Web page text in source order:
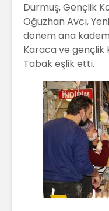
Durmuş, Gençlik
Oğuzhan Avcı,
dönem ana
Karaca ve gençlik
Tabak eşlik etti.